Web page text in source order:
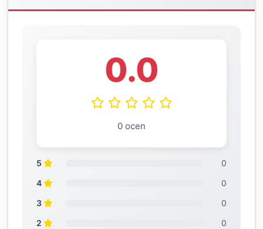
0.0
0 ocen
5
0
4
0
3
0
2
0